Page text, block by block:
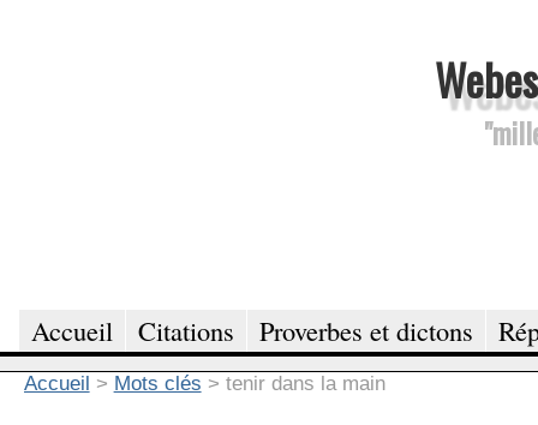
Accueil Citations Proverbes et dictons
Accueil > Mots clés > tenir dans la main